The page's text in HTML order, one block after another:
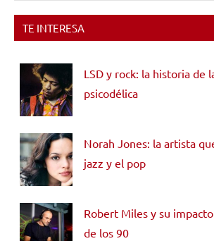
TE INTERESA
LSD y rock: la historia de
psicodélica
Norah Jones: la artista
jazz y el pop
Robert Miles y su
de los 90